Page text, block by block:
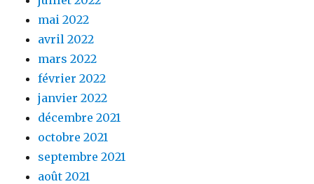
mai 2022
avril 2022
mars 2022
février 2022
janvier 2022
décembre 2021
octobre 2021
septembre 2021
août 2021